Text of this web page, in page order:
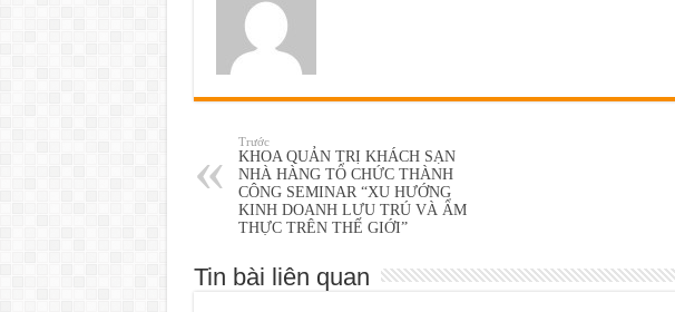
Trước
KHOA QUẢN TRỊ KHÁCH SẠN
NHÀ HÀNG TỔ CHỨC THÀNH
CÔNG SEMINAR “XU HƯỚNG
KINH DOANH LƯU TRÚ VÀ ẨM
THỰC TRÊN THẾ GIỚI”
Tin bài liên quan